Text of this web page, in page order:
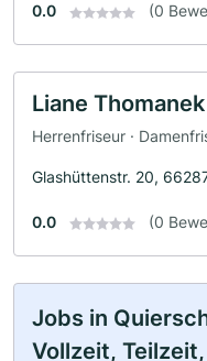
0.0 (0
Liane Thomanek
Herrenfriseur ·
Glashüttenstr. 20,
0.0 (0
Jobs in
Vollzeit,